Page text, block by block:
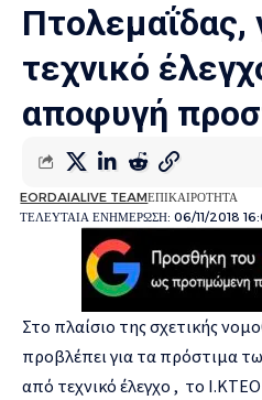
Πτολεμαΐδας,
τεχνικό
αποφυγή
ΤΕΛΕΥΤΑΙΑ ΕΝΗΜΕΡΩΣΗ: 06/11/2018
EORDAIALIVE TEAMΕΠΙΚΑΙΡΟΤΗΤΑ
Στο πλαίσιο της σχετικής
προβλέπει για τα πρόστιμα
από τεχνικό έλεγχο , το